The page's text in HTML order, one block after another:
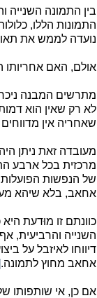
בין התמונה
התמונות הללו,
נועדה לממש את
אולם, האם אחריותו
מתרשים המבנה
לא רק שאין הוא
שאחריה אין
מעובדה זאת ניתן
מרכזית בכל ארבע
של הנפשות
אחאב, בלא שיהא
כוונתם זו מוּדעת
השנייה והרביעית,
דיווחו לאיזבל על
אחאב מחוץ לתמונה.
אם כן, אי שותפותו